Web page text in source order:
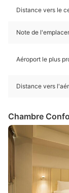
Distance vers le
Note de
Aéroport le plus
Distance vers
Chambre